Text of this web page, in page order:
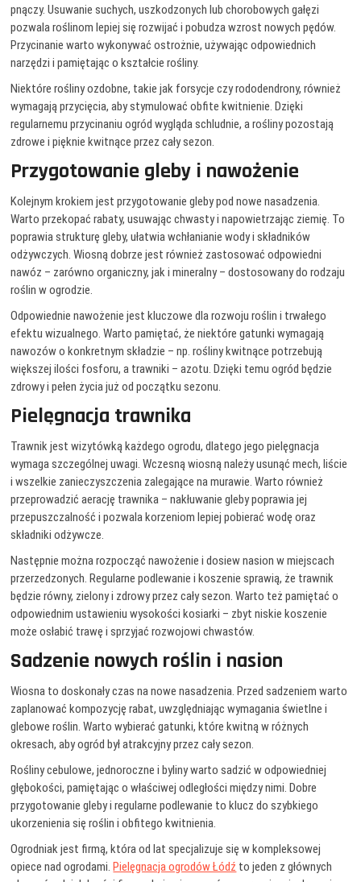
pnączy. Usuwanie suchych, uszkodzonych lub chorobowych gałęzi
pozwala roślinom lepiej się rozwijać i pobudza wzrost nowych pędów.
Przycinanie warto wykonywać ostrożnie, używając odpowiednich
narzędzi i pamiętając o kształcie rośliny.
Niektóre rośliny ozdobne, takie jak forsycje czy rododendrony, również
wymagają przycięcia, aby stymulować obfite kwitnienie. Dzięki
regularnemu przycinaniu ogród wygląda schludnie, a rośliny pozostają
zdrowe i pięknie kwitnące przez cały sezon.
Przygotowanie gleby i nawożenie
Kolejnym krokiem jest przygotowanie gleby pod nowe nasadzenia.
Warto przekopać rabaty, usuwając chwasty i napowietrzając ziemię. To
poprawia strukturę gleby, ułatwia wchłanianie wody i składników
odżywczych. Wiosną dobrze jest również zastosować odpowiedni
nawóz – zarówno organiczny, jak i mineralny – dostosowany do rodzaju
roślin w ogrodzie.
Odpowiednie nawożenie jest kluczowe dla rozwoju roślin i trwałego
efektu wizualnego. Warto pamiętać, że niektóre gatunki wymagają
nawozów o konkretnym składzie – np. rośliny kwitnące potrzebują
większej ilości fosforu, a trawniki – azotu. Dzięki temu ogród będzie
zdrowy i pełen życia już od początku sezonu.
Pielęgnacja trawnika
Trawnik jest wizytówką każdego ogrodu, dlatego jego pielęgnacja
wymaga szczególnej uwagi. Wczesną wiosną należy usunąć mech, liście
i wszelkie zanieczyszczenia zalegające na murawie. Warto również
przeprowadzić aerację trawnika – nakłuwanie gleby poprawia jej
przepuszczalność i pozwala korzeniom lepiej pobierać wodę oraz
składniki odżywcze.
Następnie można rozpocząć nawożenie i dosiew nasion w miejscach
przerzedzonych. Regularne podlewanie i koszenie sprawią, że trawnik
będzie równy, zielony i zdrowy przez cały sezon. Warto też pamiętać o
odpowiednim ustawieniu wysokości kosiarki – zbyt niskie koszenie
może osłabić trawę i sprzyjać rozwojowi chwastów.
Sadzenie nowych roślin i nasion
Wiosna to doskonały czas na nowe nasadzenia. Przed sadzeniem warto
zaplanować kompozycję rabat, uwzględniając wymagania świetlne i
glebowe roślin. Warto wybierać gatunki, które kwitną w różnych
okresach, aby ogród był atrakcyjny przez cały sezon.
Rośliny cebulowe, jednoroczne i byliny warto sadzić w odpowiedniej
głębokości, pamiętając o właściwej odległości między nimi. Dobre
przygotowanie gleby i regularne podlewanie to klucz do szybkiego
ukorzenienia się roślin i obfitego kwitnienia.
Ogrodniak jest firmą, która od lat specjalizuje się w kompleksowej
opiece nad ogrodami.Pielęgnacja ogrodów Łódź to jeden z głównych